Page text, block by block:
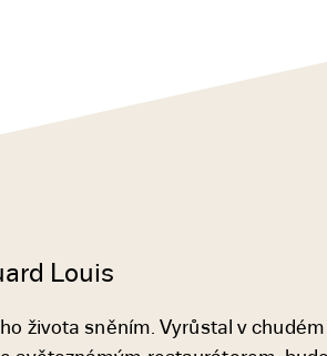
Louis
života sněním. Vyrůstal v